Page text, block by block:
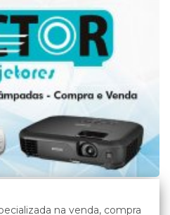
na venda, compra